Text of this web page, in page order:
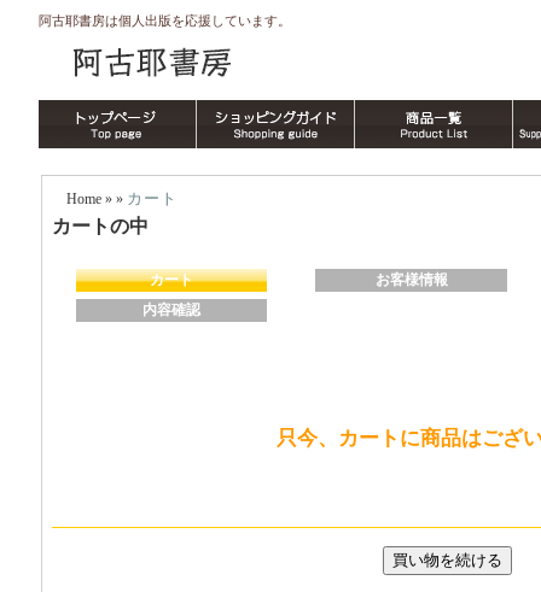
阿古耶書房は個人出版を応援しています。
Home» » カート
カートの中
カート
お客様情報
内容確認
只今、カートに商品はござ